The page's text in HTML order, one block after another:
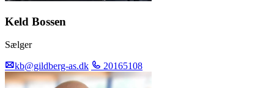
Keld Bossen
Sælger
kb@gildberg-as.dk 20165108